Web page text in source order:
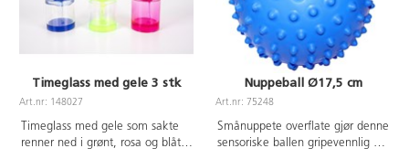
Timeglass med gele 3 stk
Art.nr: 148027
Timeglass med gele som sakte
renner ned i grønt, rosa og blått.
Nuppeball Ø17,5 cm
Art.nr: 75248
Smånuppete overflate gjør denne
sensoriske ballen gripevennlig og